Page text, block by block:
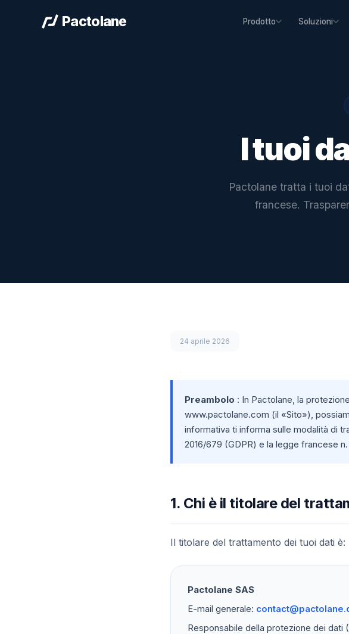
Pactolane Prodotto Soluzioni
I tuoi
Pactolane tratta i tuoi
francese.
24 aprile 2026
Preambolo : In Pactolane, la
www.pactolane.com (il «Sito»),
informativa ti informa sulle modalità di
2016/679 (GDPR) e la legge francese
1. Chi è il titolare del
Il titolare del trattamento dei tuoi dati è:
Pactolane SAS
E-mail generale:
Responsabile della protezione dei dati